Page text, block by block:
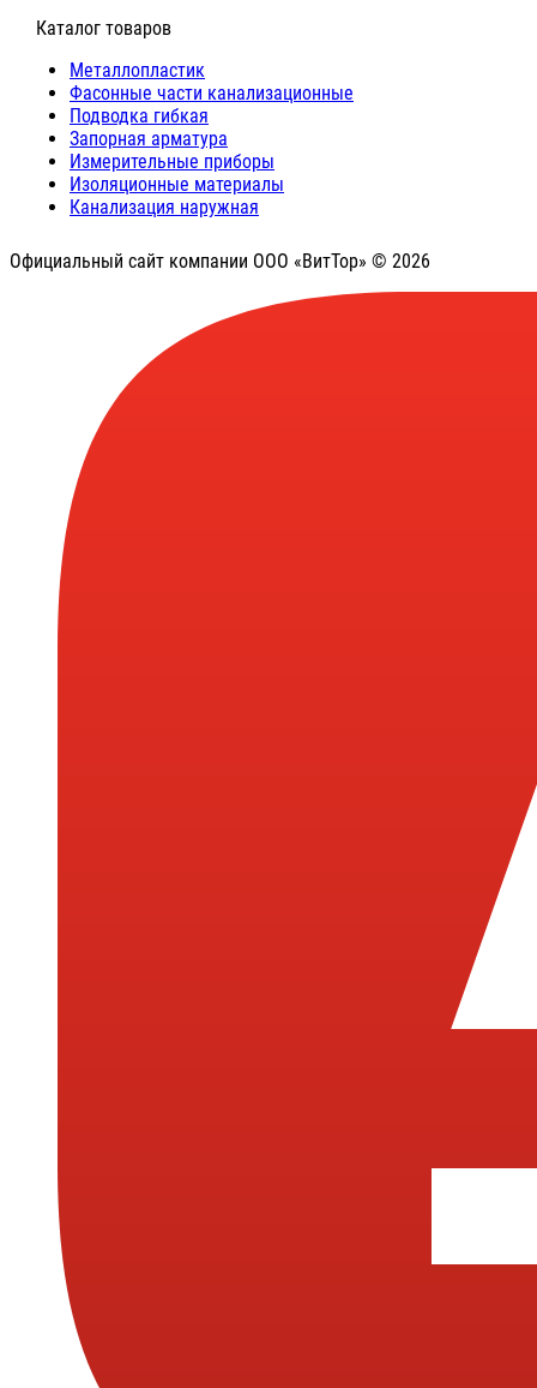
⠀Каталог товаров
Металлопластик
Фасонные части канализационные
Подводка гибкая
Запорная арматура
Измерительные приборы
Изоляционные материалы
Канализация наружная
Официальный сайт компании ООО «ВитТор» © 2026